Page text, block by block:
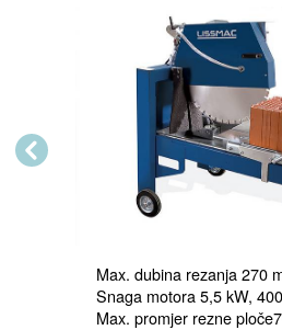
Max. dubina rezanja 270
Snaga motora 5,5 kW,
Max. promjer rezne
Previous